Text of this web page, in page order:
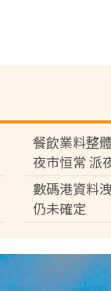
餐飲業料整
夜市恒常 派
數碼港資料
仍未確定